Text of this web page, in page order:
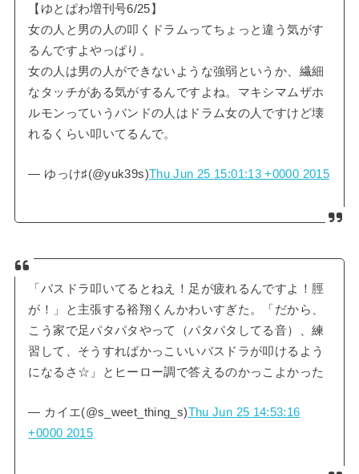
【ゆとぱわ増刊号6/25】
女の人と男の人の叩くドラムってちょっと違う気がす
るんですよやっぱり。
女の人は男の人ができないような強弱というか、繊細
なタッチがある気がするんですよね。マキシマムザホ
ルモンっていうバンドの人はドラム女の人ですけど壊
れるくらい叩いてるんで。
— ゆっけ♯(@yuk39s)Thu Jun 25 15:01:13 +0000 2015
「バスドラ叩いてるとねえ！足が疲れるんですよ！脛
が！」と主張する裕翔くんかわいすぎた。「だから、
こう家で足パタパタやって（パタパタしてる音）、練
習して、そうすればかっこいいバスドラが叩けるよう
になるさ☆」とヒーロー調で答えるのかっこよかった
— カイエ(@s_weet_thing_s)Thu Jun 25 14:53:16
+0000 2015